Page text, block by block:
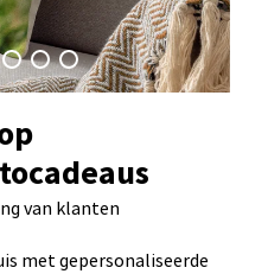
van klanten
met gepersonaliseerde